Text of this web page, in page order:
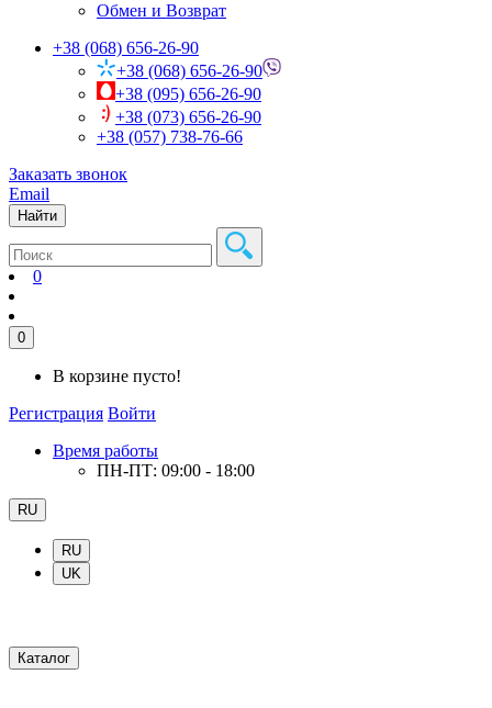
Обмен и Возврат
+38 (068) 656-26-90
+38 (068) 656-26-90
+38 (095) 656-26-90
+38 (073) 656-26-90
+38 (057) 738-76-66
Заказать звонок
Email
Найти
0
0
В корзине пусто!
Регистрация Войти
Время работы
ПН-ПТ: 09:00 - 18:00
RU
RU
UK
Каталог